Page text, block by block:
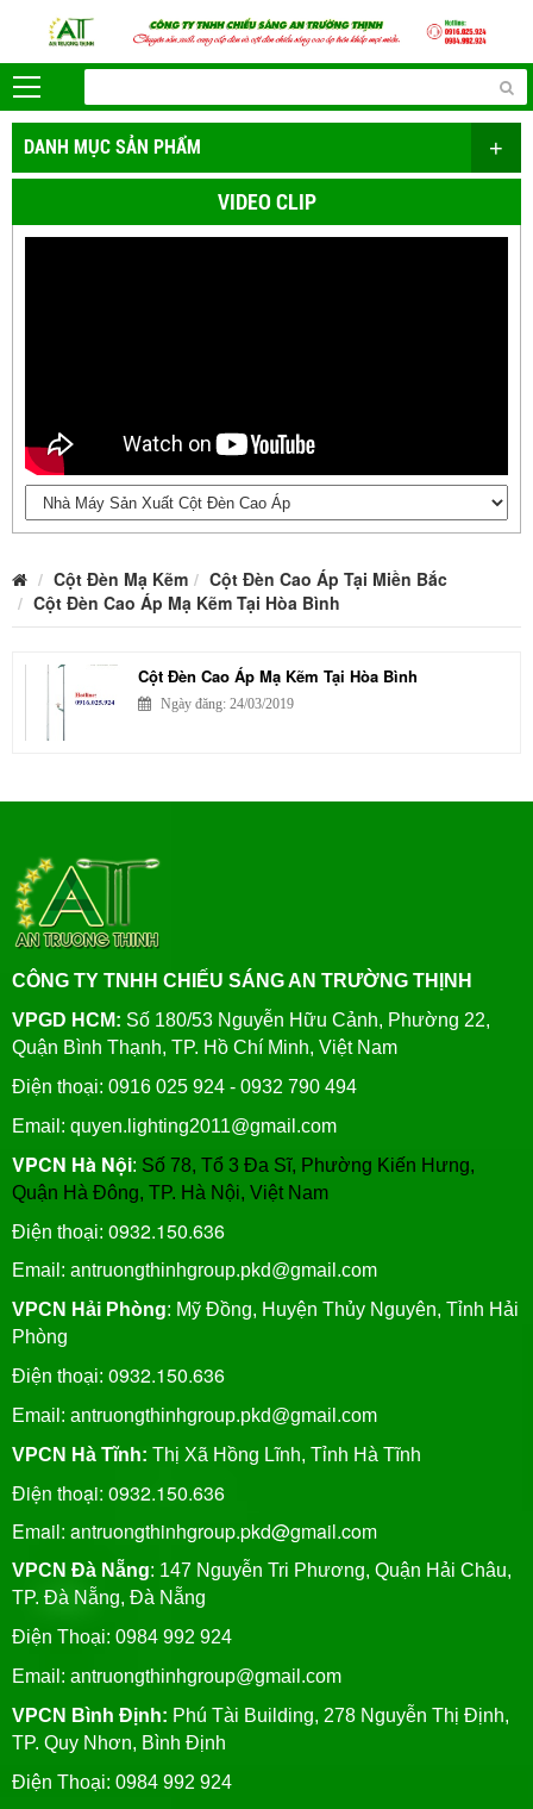
DANH MỤC SẢN PHẨM +
VIDEO CLIP
Cột Đèn Mạ Kẽm
Cột Đèn Cao Áp Tại Miền Bắc
Cột Đèn Cao Áp Mạ Kẽm Tại Hòa Bình
Cột Đèn Cao Áp Mạ Kẽm Tại Hòa Bình
Ngày đăng: 24/03/2019
CÔNG TY TNHH CHIẾU SÁNG AN TRƯỜNG THỊNH
VPGD HCM: Số 180/53 Nguyễn Hữu Cảnh, Phường 22,
Quận Bình Thạnh, TP. Hồ Chí Minh, Việt Nam
Điện thoại: 0916 025 924 - 0932 790 494
Email: quyen.lighting2011@gmail.com
VPCN Hà Nội: Số 78, Tổ 3 Đa Sĩ, Phường Kiến Hưng,
Quận Hà Đông, TP. Hà Nội, Việt Nam
Điện thoại: 0932.150.636
Email: antruongthinhgroup.pkd@gmail.com
VPCN Hải Phòng: Mỹ Đồng, Huyện Thủy Nguyên, Tỉnh Hải
Phòng
Điện thoại: 0932.150.636
Email: antruongthinhgroup.pkd@gmail.com
VPCN Hà Tĩnh: Thị Xã Hồng Lĩnh, Tỉnh Hà Tĩnh
Điện thoại: 0932.150.636
Email: antruongthinhgroup.pkd@gmail.com
VPCN Đà Nẵng: 147 Nguyễn Tri Phương, Quận Hải Châu,
TP. Đà Nẵng, Đà Nẵng
Điện Thoại: 0984 992 924
Email: antruongthinhgroup@gmail.com
VPCN Bình Định: Phú Tài Building, 278 Nguyễn Thị Định,
TP. Quy Nhơn, Bình Định
Điện Thoại: 0984 992 924